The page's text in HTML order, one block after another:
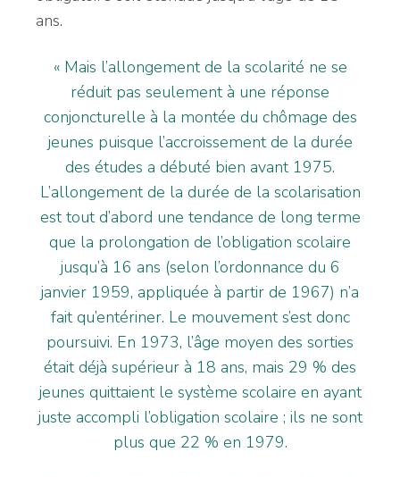
ans.
« Mais l’allongement de la scolarité ne se
réduit pas seulement à une réponse
conjoncturelle à la montée du chômage des
jeunes puisque l’accroissement de la durée
des études a débuté bien avant 1975.
L’allongement de la durée de la scolarisation
est tout d’abord une tendance de long terme
que la prolongation de l’obligation scolaire
jusqu’à 16 ans (selon l’ordonnance du 6
janvier 1959, appliquée à partir de 1967) n’a
fait qu’entériner. Le mouvement s’est donc
poursuivi. En 1973, l’âge moyen des sorties
était déjà supérieur à 18 ans, mais 29 % des
jeunes quittaient le système scolaire en ayant
juste accompli l’obligation scolaire ; ils ne sont
plus que 22 % en 1979.